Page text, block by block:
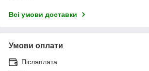
Всі умови доставки
Умови оплати
Післяплата